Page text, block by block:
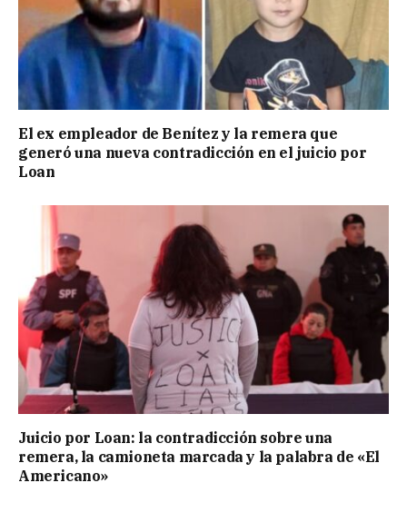
El ex empleador de Benítez y la remera que
generó una nueva contradicción en el juicio por
Loan
Juicio por Loan: la contradicción sobre una
remera, la camioneta marcada y la palabra de «El
Americano»